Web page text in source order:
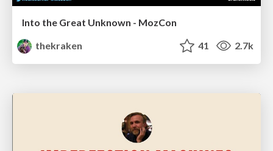
Into the Great Unknown - MozCon
thekraken
41 2.7k